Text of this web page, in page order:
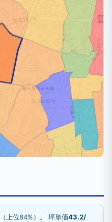
（上位84%）。 坪単価43.2/